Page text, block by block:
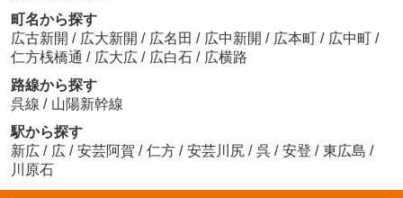
町名から探す
広古新開 / 広大新開 / 広名田 / 広中新開 / 広本町 / 広中町 /
仁方桟橋通 / 広大広 / 広白石 / 広横路
路線から探す
呉線 / 山陽新幹線
駅から探す
新広 / 広 / 安芸阿賀 / 仁方 / 安芸川尻 / 呉 / 安登 / 東広島 /
川原石